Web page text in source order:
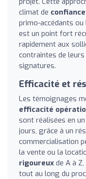
climat de confiance
primo-accédants
est un point fort
rapidement aux
contraintes de
signatures.
Efficacité et
Les témoignages
efficacité
sont réalisées en
jours, grâce à un
commercialisation
la vente ou la
rigoureux de A à
tout au long du